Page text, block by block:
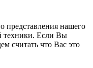
представления нашего
техники. Если Вы
считать что Вас это